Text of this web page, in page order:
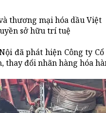
thương mại hóa dầu Việt
sở hữu trí tuệ
đã phát hiện Công ty
thay đổi nhãn hàng hóa